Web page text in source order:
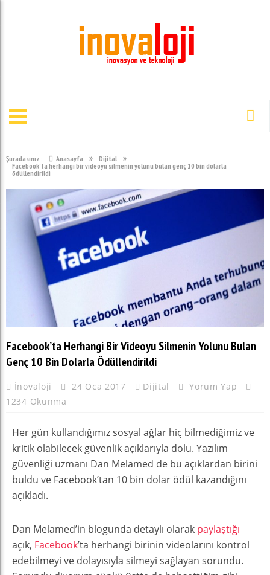
Şuradasınız : Anasayfa » Dijital »
Facebook’ta herhangi bir videoyu silmenin yolunu bulan genç 10 bin dolarla
ödüllendirildi
Facebook’ta Herhangi Bir Videoyu Silmenin Yolunu Bulan
Genç 10 Bin Dolarla Ödüllendirildi
İnovaloji 24 Oca 2017 Dijital
Yorum Yap
1234 Okunma
Her gün kullandığımız sosyal ağlar hiç bilmediğimiz ve
kritik olabilecek güvenlik açıklarıyla dolu. Yazılım
güvenliği uzmanı Dan Melamed de bu açıklardan birini
buldu ve Facebook’tan 10 bin dolar ödül kazandığını
açıkladı.
Dan Melamed’in blogunda detaylı olarak paylaştığı
açık, Facebook’ta herhangi birinin videolarını kontrol
edebilmeyi ve dolayısıyla silmeyi sağlayan sorundu.